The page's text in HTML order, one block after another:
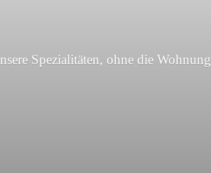
Spezialitäten, ohne die Wohnung